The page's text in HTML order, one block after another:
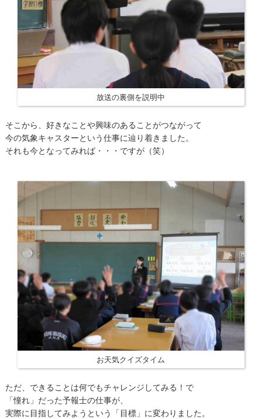
放送の裏側を説明中
そこから、好きなことや興味のあることがつながって
今の気象キャスターという仕事に辿り着きました。
それも今となってみれば・・・ですが（笑）
お天気クイズタイム
ただ、できることは何でもチャレンジしてみる！で
「憧れ」だった予報士の仕事が、
実際に目指してみようという「目標」に変わりました。